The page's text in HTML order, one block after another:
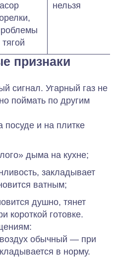
тягой
нельзя
признаки
сигнал. Угарный газ не
поймать по другим
посуде и на плитке
дыма на кухне;
закладывает
ватным;
душно, тянет
короткой готовке.
обычный — при
в норму.